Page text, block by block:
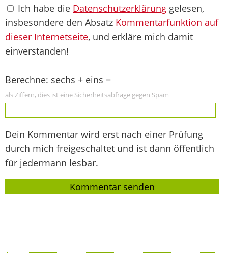
Ich habe die Datenschutzerklärung gelesen,
insbesondere den Absatz Kommentarfunktion auf
dieser Internetseite, und erkläre mich damit
einverstanden!
Berechne: sechs + eins =
als Ziffern, dies ist eine Sicherheitsabfrage gegen Spam
Dein Kommentar wird erst nach einer Prüfung
durch mich freigeschaltet und ist dann öffentlich
für jedermann lesbar.